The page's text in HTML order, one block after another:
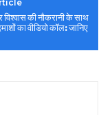
विश्वास की नौकरानी के साथ
का वीडियो कॉल: जानिए